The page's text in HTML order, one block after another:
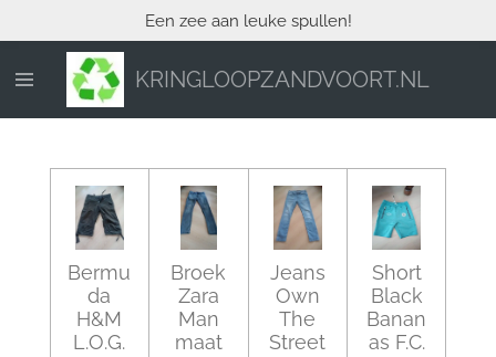
direct
naar
hoofdinhoud
KRINGLOOPZANDVOORT.NL
Een zee aan leuke spullen!
Bermu
da
H&M
L.O.G.
Broek
Zara
Man
maat
Jeans
Own
The
Street
Short
Black
Banan
as F.C.